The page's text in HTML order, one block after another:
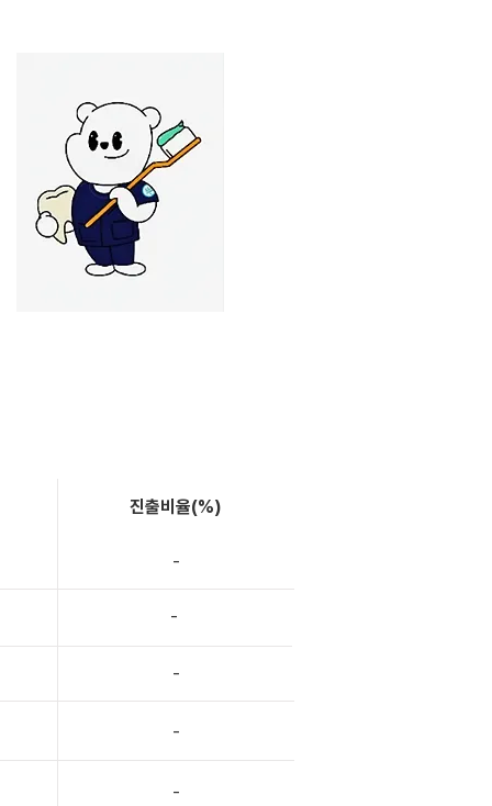
진출비율(%)
-
-
-
-
-